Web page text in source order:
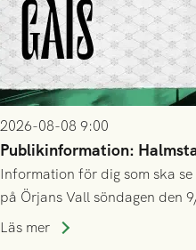
2026-08-08 9:00
Publikinformation:
Information för dig som ska
på Örjans Vall söndagen den
Läs mer